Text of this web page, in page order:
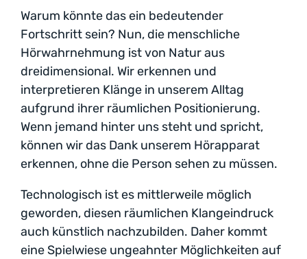
Warum könnte das ein bedeutender
Fortschritt sein? Nun, die menschliche
Hörwahrnehmung ist von Natur aus
dreidimensional. Wir erkennen und
interpretieren Klänge in unserem Alltag
aufgrund ihrer räumlichen Positionierung.
Wenn jemand hinter uns steht und spricht,
können wir das Dank unserem Hörapparat
erkennen, ohne die Person sehen zu müssen.
Technologisch ist es mittlerweile möglich
geworden, diesen räumlichen Klangeindruck
auch künstlich nachzubilden. Daher kommt
eine Spielwiese ungeahnter Möglichkeiten auf